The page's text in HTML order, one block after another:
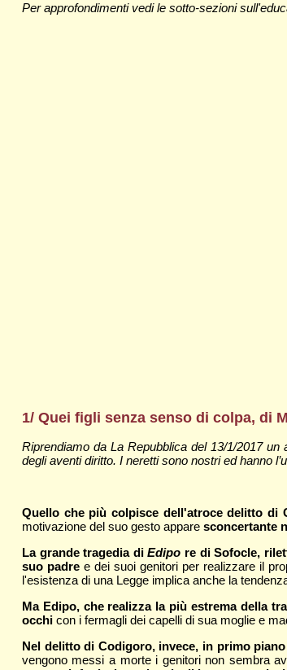
Per approfondimenti vedi le sotto-sezioni
1/ Quei figli senza senso di colpa, di
Riprendiamo da La Repubblica del 13/1/2017
degli aventi diritto. I neretti sono nostri ed hanno
Quello che più colpisce dell'atroce delitto di
motivazione del suo gesto appare sconcertante
La grande tragedia diEdipo re di Sofocle,
suo padree dei suoi genitori per realizzare il
l'esistenza di una Legge implica anche la
Ma Edipo, che realizza la più estrema della
occhi con i fermagli dei capelli di sua moglie e
Nel delitto di Codigoro, invece, in primo
vengono messi a morte i genitori non sembra